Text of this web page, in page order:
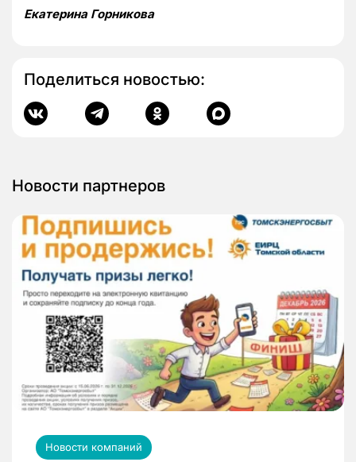
Екатерина Горникова
Поделиться новостью:
Новости партнеров
Новости компаний